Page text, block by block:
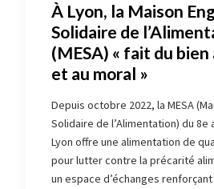
À Lyon, la Maison
Solidaire de
(MESA) « fait du
et au moral »
Depuis octobre 2022, la MESA
Solidaire de l’Alimentation) du
Lyon offre une alimentation de
pour lutter contre la précarité
un espace d’échanges